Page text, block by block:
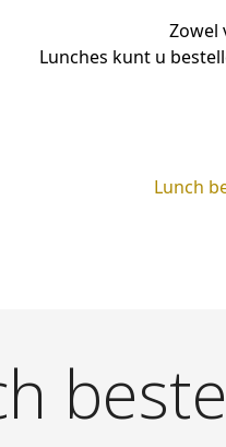
Zowel
Lunches kunt u
Lunch